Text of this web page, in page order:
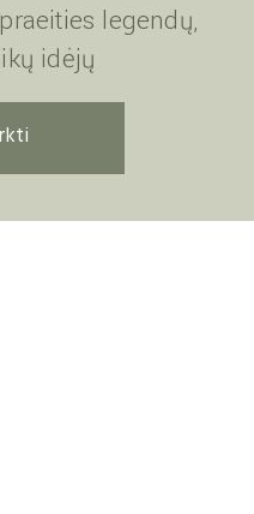
legendų,
idėjų